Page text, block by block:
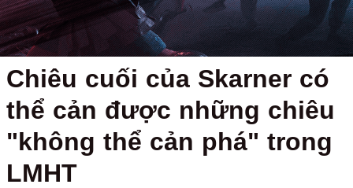
Chiêu cuối của Skarner có
thể cản được những chiêu
"không thể cản phá" trong
LMHT